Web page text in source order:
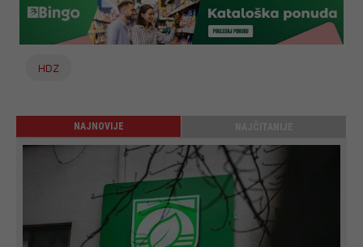
HDZ
NAJNOVIJE